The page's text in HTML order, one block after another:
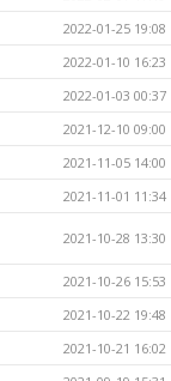
2022-01-25 19:08
2022-01-10 16:23
2022-01-03 00:37
2021-12-10 09:00
2021-11-05 14:00
2021-11-01 11:34
2021-10-28 13:30
2021-10-26 15:53
2021-10-22 19:48
2021-10-21 16:02